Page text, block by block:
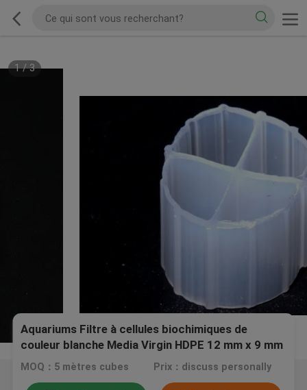
1/3
Aquariums Filtre à cellules biochimiques de
couleur blanche Media Virgin HDPE 12 mm x 9 mm
MOQ：5 mètres cubes Prix：discuss personally